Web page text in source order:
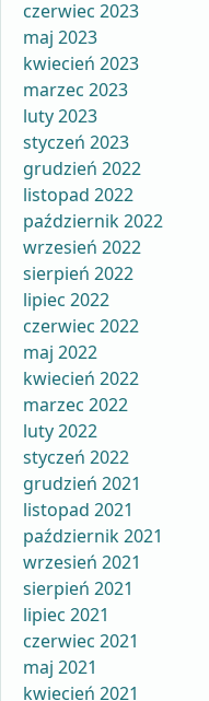
czerwiec 2023
maj 2023
kwiecień 2023
marzec 2023
luty 2023
styczeń 2023
grudzień 2022
listopad 2022
październik 2022
wrzesień 2022
sierpień 2022
lipiec 2022
czerwiec 2022
maj 2022
kwiecień 2022
marzec 2022
luty 2022
styczeń 2022
grudzień 2021
listopad 2021
październik 2021
wrzesień 2021
sierpień 2021
lipiec 2021
czerwiec 2021
maj 2021
kwiecień 2021